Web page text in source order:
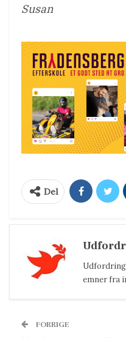
Susan
Del
emner fra
FORRIGE